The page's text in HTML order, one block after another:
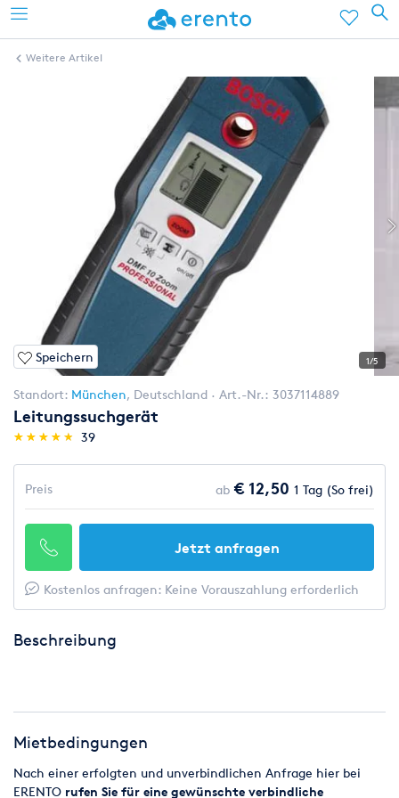
Weitere Artikel
Speichern 1/5
Standort: München, Deutschland Art.-Nr.: 3037114889
Leitungssuchgerät
(*)
★
★
(*)★
★
(*) ★
★
(*) ★
★
(*) ★
★ 39
Preis ab € 12,50 1 Tag (So frei)
Jetzt anfragen
Kostenlos anfragen: Keine Vorauszahlung erforderlich
Beschreibung
Mietbedingungen
Nach einer erfolgten und unverbindlichen Anfrage hier bei
ERENTO rufen Sie für eine gewünschte verbindliche